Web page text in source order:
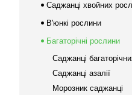
Саджанці хвойних
В'юнкі рослини
Багаторічні рослини
Саджанці
Саджанці азалії
Морозник саджанці